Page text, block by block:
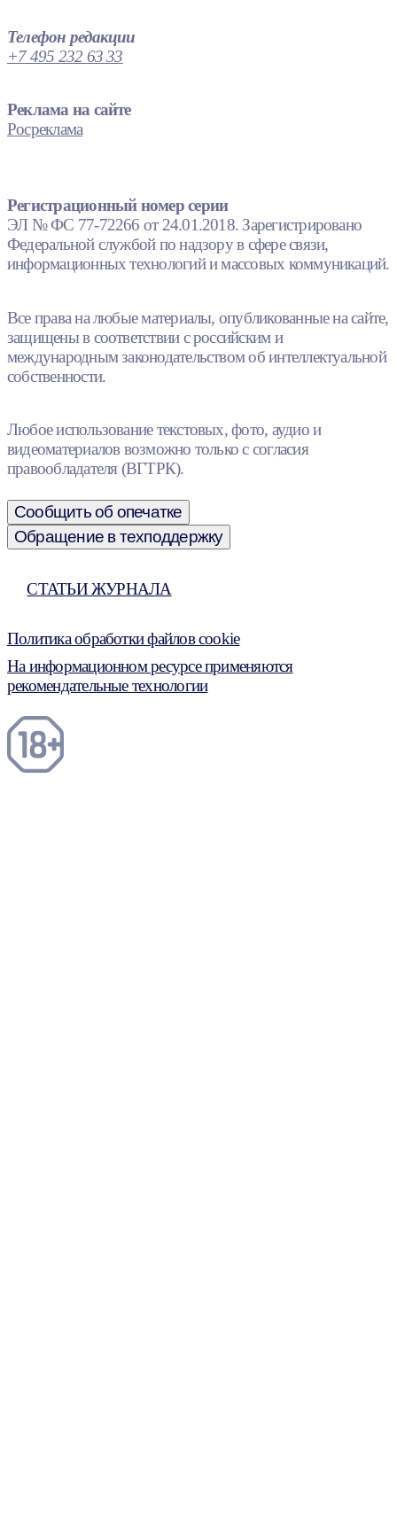
Телефон редакции
+7 495 232 63 33
Реклама на сайте
Росреклама
Регистрационный номер серии
ЭЛ № ФС 77-72266 от 24.01.2018. Зарегистрировано
Федеральной службой по надзору в сфере связи,
информационных технологий и массовых коммуникаций.
Все права на любые материалы, опубликованные на сайте,
защищены в соответствии с российским и
международным законодательством об интеллектуальной
собственности.
Любое использование текстовых, фото, аудио и
видеоматериалов возможно только с согласия
правообладателя (ВГТРК).
Сообщить об опечатке
Обращение в техподдержку
СТАТЬИ ЖУРНАЛА
Политика обработки файлов cookie
На информационном ресурсе применяются
рекомендательные технологии